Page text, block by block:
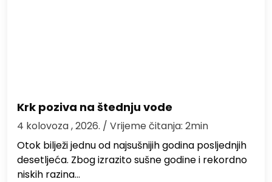
Krk poziva na štednju vode
4 kolovoza , 2026. / Vrijeme čitanja: 2min
Otok bilježi jednu od najsušnijih godina posljednjih
desetljeća. Zbog izrazito sušne godine i rekordno
niskih razina…